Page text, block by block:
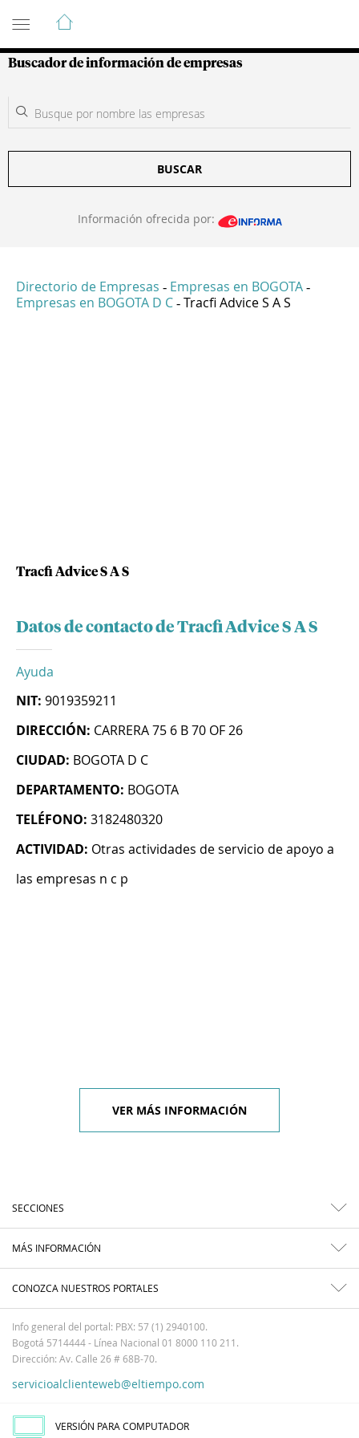
Guía de Empresas Colombianas
Buscador de información de empresas
BUSCAR
Información ofrecida por:
Directorio de Empresas - Empresas en BOGOTA -
Empresas en BOGOTA D C - Tracfi Advice S A S
Tracfi Advice S A S
Datos de contacto de Tracfi Advice S A S
Ayuda
NIT: 9019359211
DIRECCIÓN: CARRERA 75 6 B 70 OF 26
CIUDAD: BOGOTA D C
DEPARTAMENTO: BOGOTA
TELÉFONO: 3182480320
ACTIVIDAD: Otras actividades de servicio de apoyo a
las empresas n c p
VER MÁS INFORMACIÓN
SECCIONES
MÁS INFORMACIÓN
CONOZCA NUESTROS PORTALES
Info general del portal: PBX: 57 (1) 2940100.
Bogotá 5714444 - Línea Nacional 01 8000 110 211.
Dirección: Av. Calle 26 # 68B-70.
servicioalclienteweb@eltiempo.com
VERSIÓN PARA COMPUTADOR